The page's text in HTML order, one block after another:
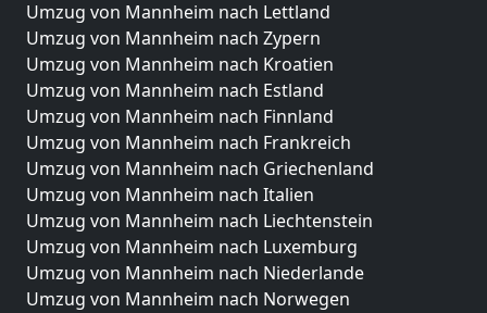
Umzug von Mannheim nach Lettland
Umzug von Mannheim nach Zypern
Umzug von Mannheim nach Kroatien
Umzug von Mannheim nach Estland
Umzug von Mannheim nach Finnland
Umzug von Mannheim nach Frankreich
Umzug von Mannheim nach Griechenland
Umzug von Mannheim nach Italien
Umzug von Mannheim nach Liechtenstein
Umzug von Mannheim nach Luxemburg
Umzug von Mannheim nach Niederlande
Umzug von Mannheim nach Norwegen